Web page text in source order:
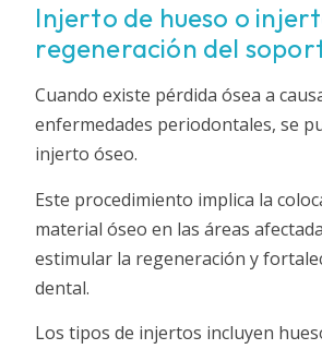
Injerto de hueso o
regeneración del
Cuando existe pérdida ósea a
enfermedades periodontales, se
injerto óseo.
Este procedimiento implica la
material óseo en las áreas
estimular la regeneración y
dental.
Los tipos de injertos incluyen